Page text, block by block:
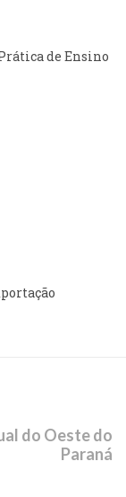
de Ensino
do Oeste do
Paraná